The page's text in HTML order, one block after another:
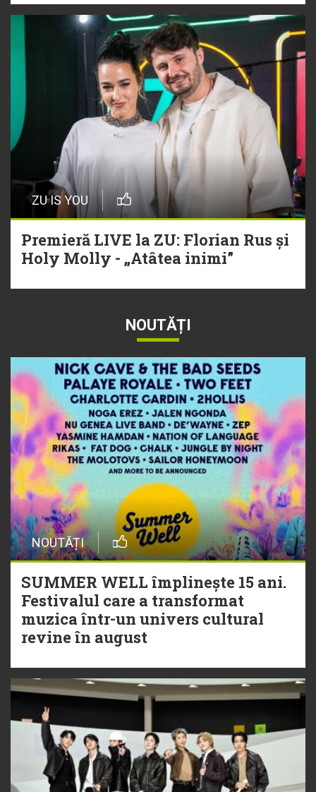
ZU IS YOU
Premieră LIVE la ZU: Florian Rus și
Holy Molly - „Atâtea inimi”
NOUTĂȚI
NOUTĂȚI
SUMMER WELL împlinește 15 ani.
Festivalul care a transformat
muzica într-un univers cultural
revine în august